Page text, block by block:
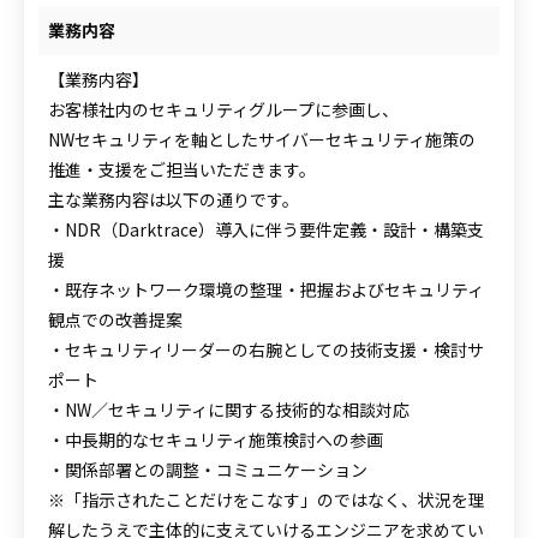
業務内容
【業務内容】
お客様社内のセキュリティグループに参画し、
NWセキュリティを軸としたサイバーセキュリティ施策の
推進・支援をご担当いただきます。
主な業務内容は以下の通りです。
・NDR（Darktrace）導入に伴う要件定義・設計・構築支
援
・既存ネットワーク環境の整理・把握およびセキュリティ
観点での改善提案
・セキュリティリーダーの右腕としての技術支援・検討サ
ポート
・NW／セキュリティに関する技術的な相談対応
・中長期的なセキュリティ施策検討への参画
・関係部署との調整・コミュニケーション
※「指示されたことだけをこなす」のではなく、状況を理
解したうえで主体的に支えていけるエンジニアを求めてい